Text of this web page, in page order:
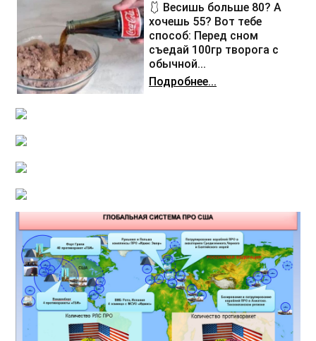
🩱 Весишь больше 80? А
хочешь 55? Вот тебе
способ: Перед сном
съедай 100гр творога с
обычной...
Подробнее...